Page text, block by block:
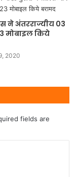
ने अंतरराज्यीय 03
मोबाइल किये
2020
fields are